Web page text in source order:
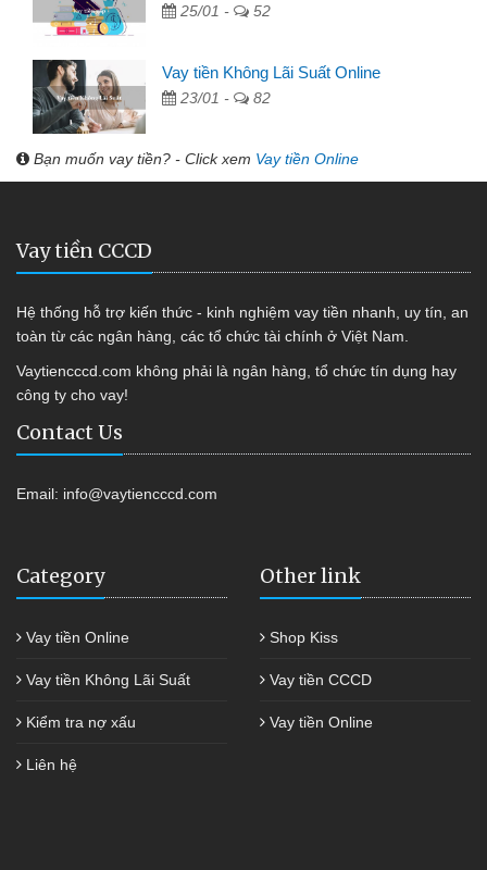
25/01 - 52
Vay tiền Không Lãi Suất Online
23/01 - 82
Bạn muốn vay tiền? - Click xem Vay tiền Online
Vay tiền CCCD
Hệ thống hỗ trợ kiến thức - kinh nghiệm vay tiền nhanh, uy tín, an
toàn từ các ngân hàng, các tổ chức tài chính ở Việt Nam.
Vaytiencccd.com không phải là ngân hàng, tổ chức tín dụng hay
công ty cho vay!
Contact Us
Email: info@vaytiencccd.com
Category
Vay tiền Online
Vay tiền Không Lãi Suất
Kiểm tra nợ xấu
Liên hệ
Other link
Shop Kiss
Vay tiền CCCD
Vay tiền Online